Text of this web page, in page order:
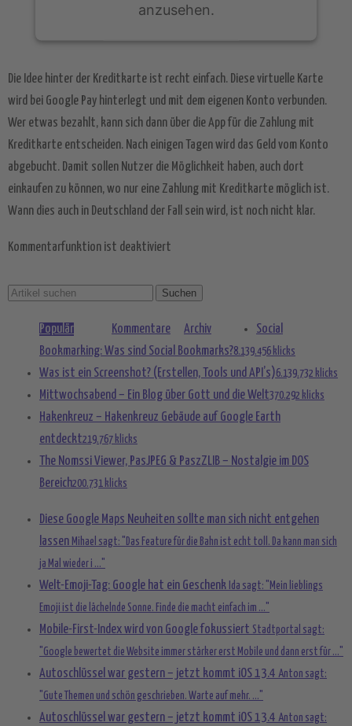
anzusehen.
Akzeptieren
powered byUsercentrics Consent
Management Platform&eRecht24
Die Idee hinter der Kreditkarte ist recht einfach. Diese virtuelle Karte
wird bei Google Pay hinterlegt und mit dem eigenen Konto verbunden.
Wer etwas bezahlt, kann sich dann über die App für die Zahlung mit
Kreditkarte entscheiden. Nach einigen Tagen wird das Geld vom Konto
abgebucht. Damit sollen Nutzer die Möglichkeit haben, auch dort
einkaufen zu können, wo nur eine Zahlung mit Kreditkarte möglich ist.
Wann dies auch in Deutschland der Fall sein wird, ist noch nicht klar.
Kommentarfunktion ist deaktiviert
Populär Kommentare Archiv
Social
Bookmarking: Was sind Social Bookmarks?8.139.456 klicks
Was ist ein Screenshot? (Erstellen, Tools und API’s)6.139.732 klicks
Mittwochsabend – Ein Blog über Gott und die Welt370.292 klicks
Hakenkreuz – Hakenkreuz Gebäude auf Google Earth
entdeckt219.767 klicks
The Nomssi Viewer, PasJPEG & PaszZLIB – Nostalgie im DOS
Bereich200.731 klicks
Diese Google Maps Neuheiten sollte man sich nicht entgehen
lassen Mihael sagt: "Das Feature für die Bahn ist echt toll. Da kann man sich
ja Mal wieder i ..."
Welt-Emoji-Tag: Google hat ein Geschenk Ida sagt: "Mein lieblings
Emoji ist die lächelnde Sonne. Finde die macht einfach im ..."
Mobile-First-Index wird von Google fokussiert Stadtportal sagt:
"Google bewertet die Website immer stärker erst Mobile und dann erst für ..."
Autoschlüssel war gestern – jetzt kommt iOS 13.4 Anton sagt:
"Gute Themen und schön geschrieben. Warte auf mehr. ..."
Autoschlüssel war gestern – jetzt kommt iOS 13.4 Anton sagt: